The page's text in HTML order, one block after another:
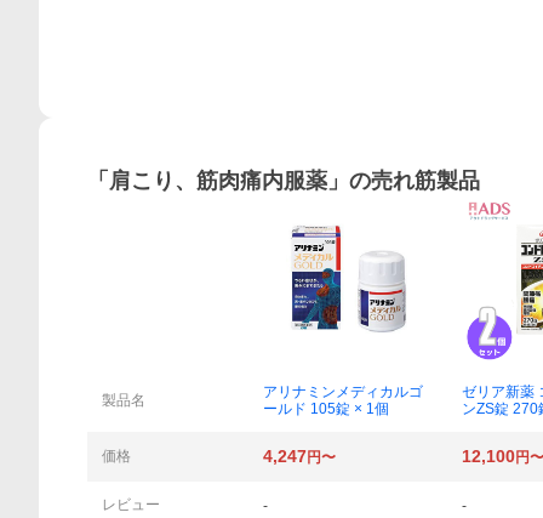
「 肩こり、筋肉痛内服薬 」の売れ筋製品
製品名
アリナミンメディカルゴ
ールド 105錠 × 1個
ゼリア新薬
ンZS錠 270
価格 4,247円〜 12,100円〜
レビュー - -